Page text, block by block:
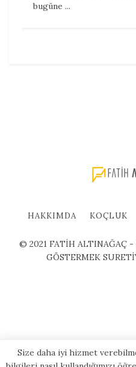
bugüne ...
HAKKIMDA KOÇLUK
© 2021 FATİH ALTINAĞAÇ -
GÖSTERMEK
Size daha iyi hizmet